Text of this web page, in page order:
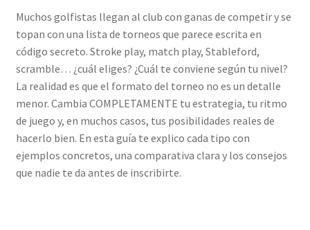
Muchos golfistas llegan al club con ganas de competir y se
topan con una lista de torneos que parece escrita en
código secreto. Stroke play, match play, Stableford,
scramble… ¿cuál eliges? ¿Cuál te conviene según tu nivel?
La realidad es que el formato del torneo no es un detalle
menor. Cambia COMPLETAMENTE tu estrategia, tu ritmo
de juego y, en muchos casos, tus posibilidades reales de
hacerlo bien. En esta guía te explico cada tipo con
ejemplos concretos, una comparativa clara y los consejos
que nadie te da antes de inscribirte.